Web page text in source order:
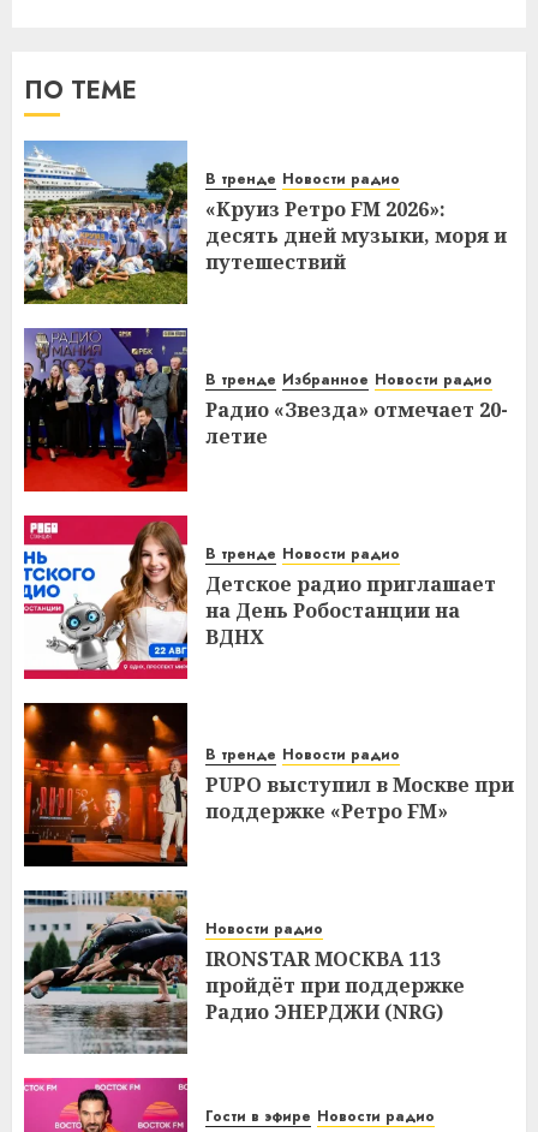
ПО ТЕМЕ
В тренде Новости радио
«Круиз Ретро FM 2026»:
десять дней музыки, моря и
путешествий
В тренде Избранное Новости радио
Радио «Звезда» отмечает 20-
летие
В тренде Новости радио
Детское радио приглашает
на День Робостанции на
ВДНХ
В тренде Новости радио
PUPO выступил в Москве при
поддержке «Ретро FM»
Новости радио
IRONSTAR МОСКВА 113
пройдёт при поддержке
Радио ЭНЕРДЖИ (NRG)
Гости в эфире Новости радио